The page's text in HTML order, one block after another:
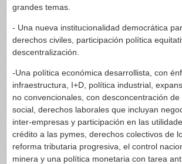
grandes temas.
- Una nueva institucionalidad democrática
derechos civiles, participación política
descentralización.
-Una política económica desarrollista, con
infraestructura, I+D, política industrial,
no convencionales, con desconcentración
social, derechos laborales que incluyan
inter-empresas y participación en las
crédito a las pymes, derechos colectivos de
reforma tributaria progresiva, el control
minera y una política monetaria con tarea